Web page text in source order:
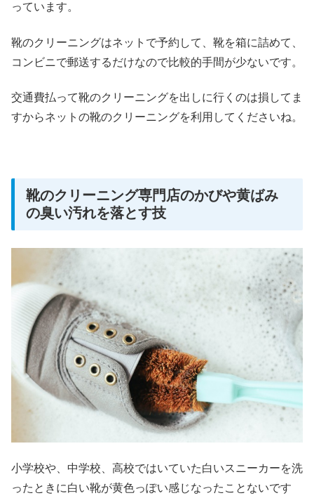
っています。
靴のクリーニングはネットで予約して、靴を箱に詰めて、
コンビニで郵送するだけなので比較的手間が少ないです。
交通費払って靴のクリーニングを出しに行くのは損してま
すからネットの靴のクリーニングを利用してくださいね。
靴のクリーニング専門店のかびや黄ばみ
の臭い汚れを落とす技
小学校や、中学校、高校ではいていた白いスニーカーを洗
ったときに白い靴が黄色っぽい感じなったことないです